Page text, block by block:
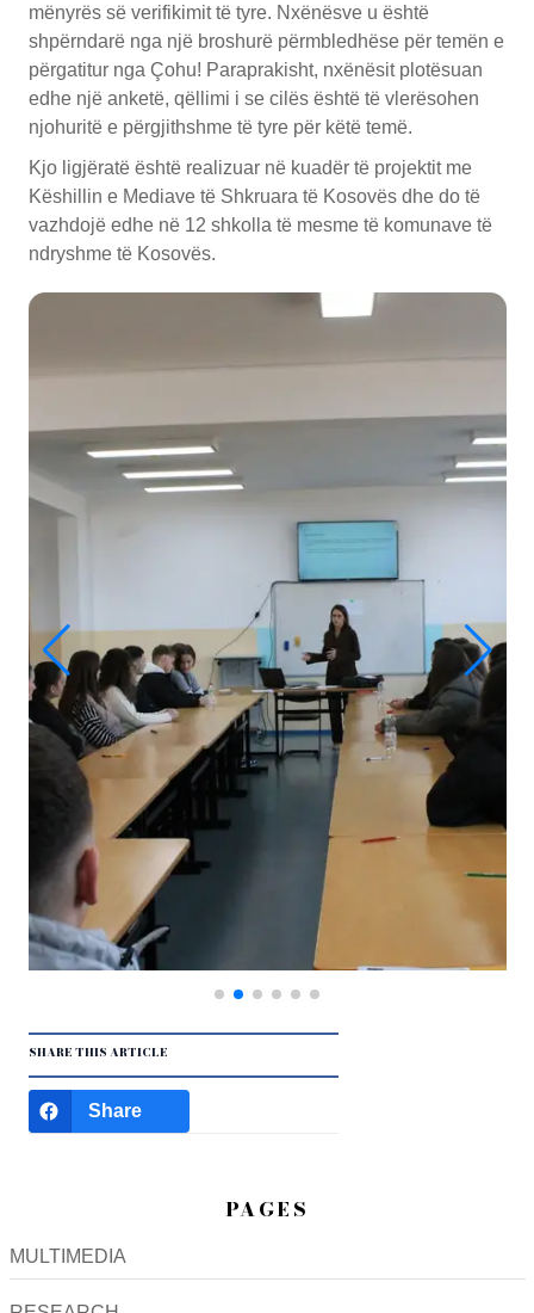
mënyrës së verifikimit të tyre. Nxënësve u është
shpërndarë nga një broshurë përmbledhëse për temën e
përgatitur nga Çohu! Paraprakisht, nxënësit plotësuan
edhe një anketë, qëllimi i se cilës është të vlerësohen
njohuritë e përgjithshme të tyre për këtë temë.
Kjo ligjëratë është realizuar në kuadër të projektit me
Këshillin e Mediave të Shkruara të Kosovës dhe do të
vazhdojë edhe në 12 shkolla të mesme të komunave të
ndryshme të Kosovës.
SHARE THIS ARTICLE
Share
PAGES
MULTIMEDIA